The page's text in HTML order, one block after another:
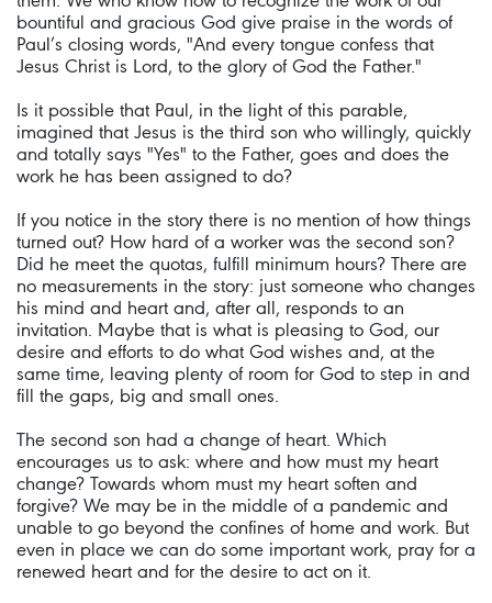
bountiful and gracious God give praise in the words of
Paul’s closing words, "And every tongue confess that
Jesus Christ is Lord, to the glory of God the Father."
Is it possible that Paul, in the light of this parable,
imagined that Jesus is the third son who willingly, quickly
and totally says "Yes" to the Father, goes and does the
work he has been assigned to do?
If you notice in the story there is no mention of how things
turned out? How hard of a worker was the second son?
Did he meet the quotas, fulfill minimum hours? There are
no measurements in the story: just someone who changes
his mind and heart and, after all, responds to an
invitation. Maybe that is what is pleasing to God, our
desire and efforts to do what God wishes and, at the
same time, leaving plenty of room for God to step in and
fill the gaps, big and small ones.
The second son had a change of heart. Which
encourages us to ask: where and how must my heart
change? Towards whom must my heart soften and
forgive? We may be in the middle of a pandemic and
unable to go beyond the confines of home and work. But
even in place we can do some important work, pray for a
renewed heart and for the desire to act on it.